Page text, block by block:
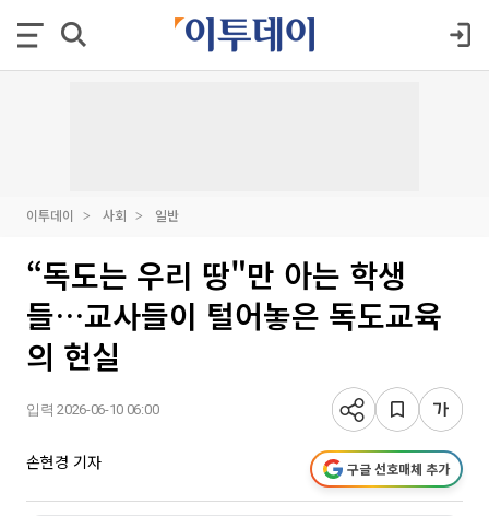
이투데이 사회 일반
“독도는 우리 땅"만 아는 학생
들…교사들이 털어놓은 독도교육
의 현실
입력 2026-06-10 06:00
손현경 기자 구글 선호매체 추가